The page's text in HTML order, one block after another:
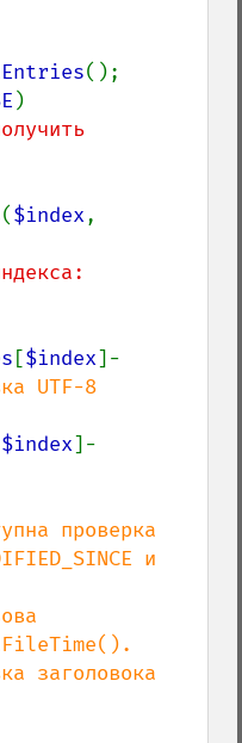
();
)
($index
[$index]-
UTF-8
$index]-
проверка
и
заголовока